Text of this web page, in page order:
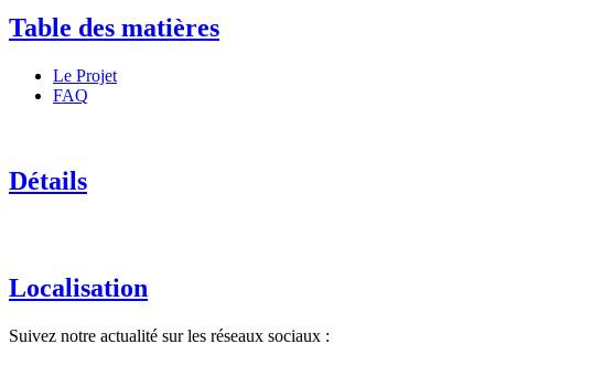
Table des matières
Le Projet
FAQ
Détails
Localisation
Suivez notre actualité sur les réseaux sociaux :